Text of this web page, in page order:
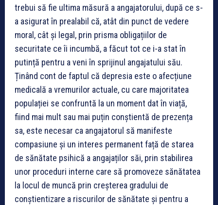
trebui să fie ultima măsură a angajatorului, după ce s-
a asigurat în prealabil că, atât din punct de vedere
moral, cât și legal, prin prisma obligațiilor de
securitate ce îi incumbă, a făcut tot ce i-a stat în
putință pentru a veni în sprijinul angajatului său.
Ținând cont de faptul că depresia este o afecțiune
medicală a vremurilor actuale, cu care majoritatea
populației se confruntă la un moment dat în viață,
fiind mai mult sau mai puțin conștientă de prezența
sa, este necesar ca angajatorul să manifeste
compasiune și un interes permanent față de starea
de sănătate psihică a angajaților săi, prin stabilirea
unor proceduri interne care să promoveze sănătatea
la locul de muncă prin creșterea gradului de
conștientizare a riscurilor de sănătate și pentru a